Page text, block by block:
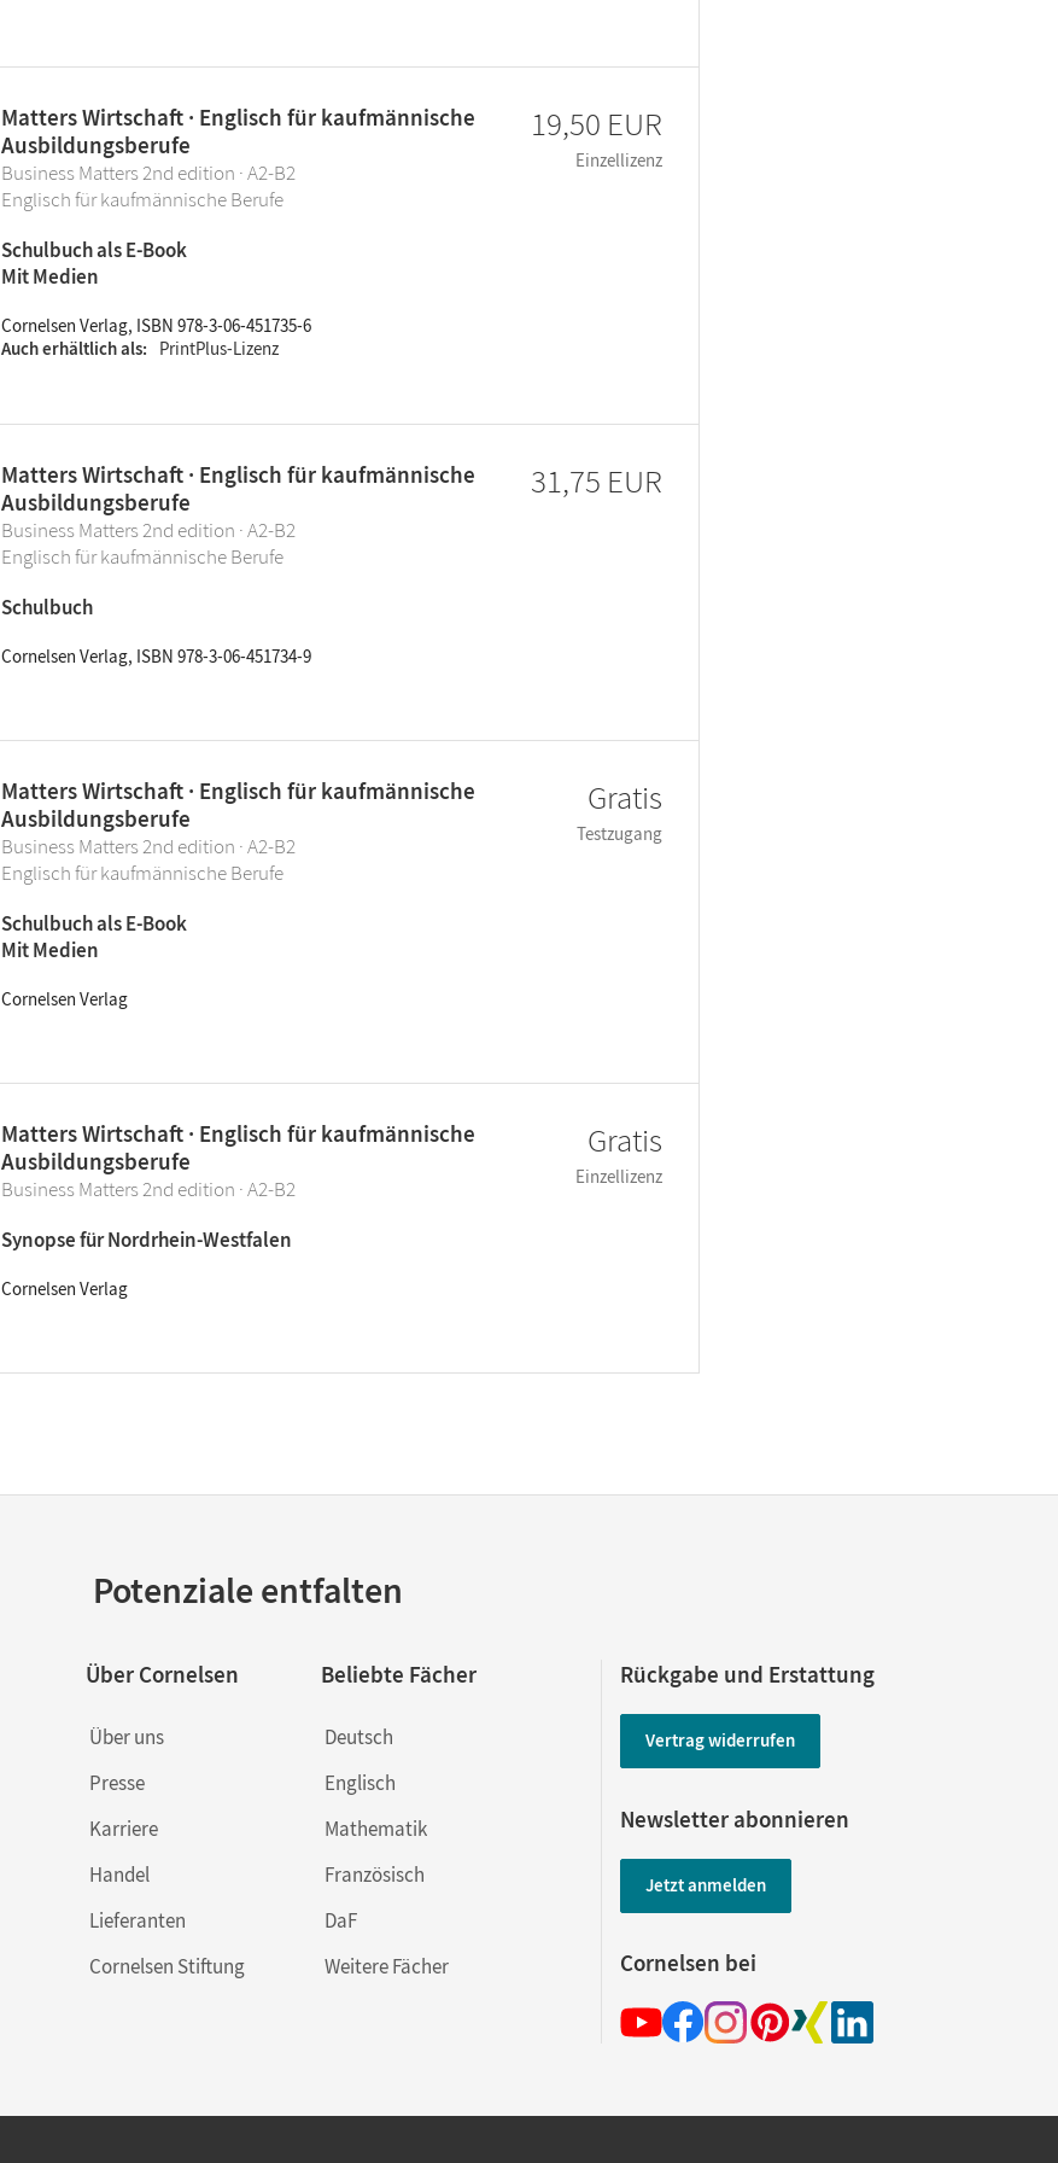
Matters Wirtschaft · Englisch für kaufmännische
Ausbildungsberufe
Business Matters 2nd edition · A2-B2
Englisch für kaufmännische Berufe
Schulbuch als E-Book
Mit Medien
Cornelsen Verlag, ISBN 978-3-06-451735-6
Auch erhältlich als
PrintPlus-Lizenz
19,50 EUR
Einzellizenz
Matters Wirtschaft · Englisch für kaufmännische
Ausbildungsberufe
Business Matters 2nd edition · A2-B2
Englisch für kaufmännische Berufe
Schulbuch
Cornelsen Verlag, ISBN 978-3-06-451734-9
31,75 EUR
Matters Wirtschaft · Englisch für kaufmännische
Ausbildungsberufe
Business Matters 2nd edition · A2-B2
Englisch für kaufmännische Berufe
Schulbuch als E-Book
Mit Medien
Cornelsen Verlag
Gratis
Testzugang
Matters Wirtschaft · Englisch für kaufmännische
Ausbildungsberufe
Business Matters 2nd edition · A2-B2
Synopse für Nordrhein-Westfalen
Cornelsen Verlag
Gratis
Einzellizenz
Potenziale entfalten
Über Cornelsen
Über uns
Presse
Karriere
Handel
Lieferanten
Cornelsen Stiftung
Beliebte Fächer
Deutsch
Englisch
Mathematik
Französisch
DaF
Weitere Fächer
Rückgabe und Erstattung
Vertrag widerrufen
Newsletter abonnieren
Jetzt anmelden
Cornelsen bei